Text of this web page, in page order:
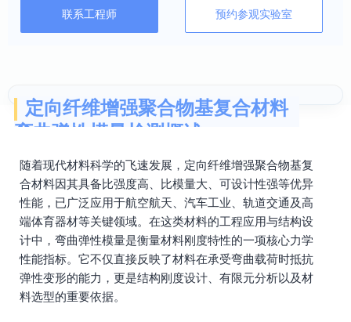
联系工程师 预约参观实验室
定向纤维增强聚合物基复合材料
弯曲弹性模量检测概述
随着现代材料科学的飞速发展，定向纤维增强聚合物基复
合材料因其具备比强度高、比模量大、可设计性强等优异
性能，已广泛应用于航空航天、汽车工业、轨道交通及高
端体育器材等关键领域。在这类材料的工程应用与结构设
计中，弯曲弹性模量是衡量材料刚度特性的一项核心力学
性能指标。它不仅直接反映了材料在承受弯曲载荷时抵抗
弹性变形的能力，更是结构刚度设计、有限元分析以及材
料选型的重要依据。